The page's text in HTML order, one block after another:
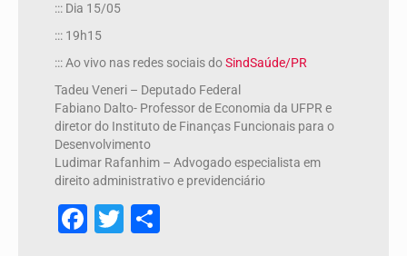
::: Dia 15/05
::: 19h15
::: Ao vivo nas redes sociais doSindSaúde/PR
Tadeu Veneri – Deputado Federal
Fabiano Dalto- Professor de Economia da UFPR e
diretor do Instituto de Finanças Funcionais para o
Desenvolvimento
Ludimar Rafanhim – Advogado especialista em
direito administrativo e previdenciário
Facebook
Twitter